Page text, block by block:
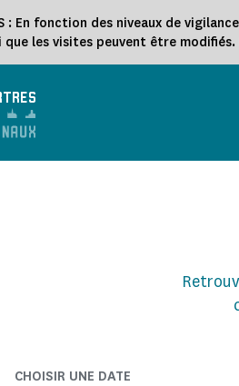
: En fonction des niveaux de
les visites peuvent être
CHOISIR UNE DATE